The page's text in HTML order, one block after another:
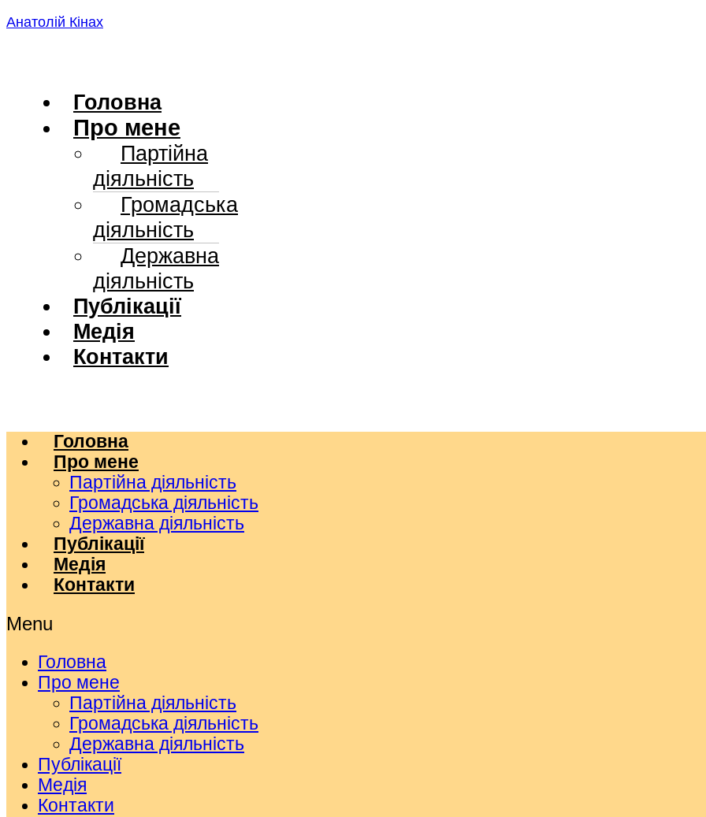
Skip
Анатолій Кінах
Головна
Про мене
Партійна
діяльність
Громадська
діяльність
Державна
діяльність
Публікації
Медія
Контакти
Головна
Про мене
Партійна діяльність
Громадська діяльність
Державна діяльність
Публікації
Медія
Контакти
Menu
Головна
Про мене
Партійна діяльність
Громадська діяльність
Державна діяльність
Публікації
Медія
Контакти